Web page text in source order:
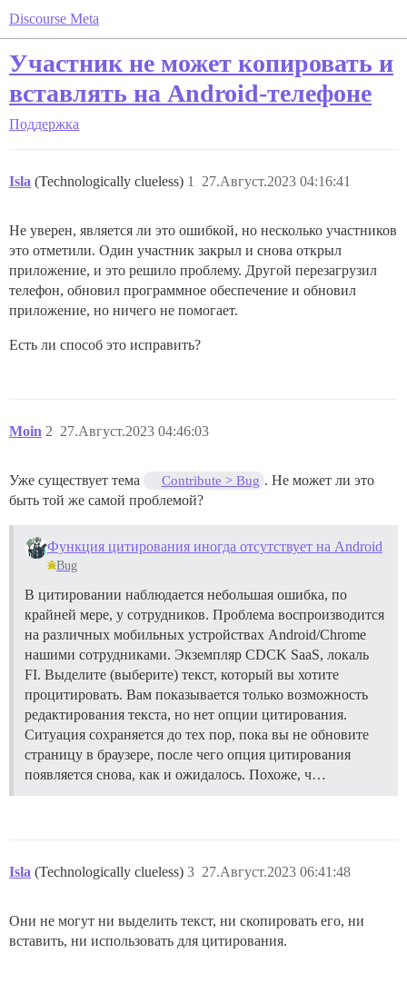
Discourse Meta
Участник не может копировать и
вставлять на Android-телефоне
Поддержка
Isla (Technologically clueless) 27.Август.2023 04:16:41
1
Не уверен, является ли это ошибкой, но несколько участников
это отметили. Один участник закрыл и снова открыл
приложение, и это решило проблему. Другой перезагрузил
телефон, обновил программное обеспечение и обновил
приложение, но ничего не помогает.
Есть ли способ это исправить?
Moin 27.Август.2023 04:46:03
2
Уже существует тема Contribute > Bug . Не может ли это
быть той же самой проблемой?
Функция цитирования иногда отсутствует на Android
Bug
В цитировании наблюдается небольшая ошибка, по
крайней мере, у сотрудников. Проблема воспроизводится
на различных мобильных устройствах Android/Chrome
нашими сотрудниками. Экземпляр CDCK SaaS, локаль
FI. Выделите (выберите) текст, который вы хотите
процитировать. Вам показывается только возможность
редактирования текста, но нет опции цитирования.
Ситуация сохраняется до тех пор, пока вы не обновите
страницу в браузере, после чего опция цитирования
появляется снова, как и ожидалось. Похоже, ч…
Isla (Technologically clueless) 27.Август.2023 06:41:48
3
Они не могут ни выделить текст, ни скопировать его, ни
вставить, ни использовать для цитирования.